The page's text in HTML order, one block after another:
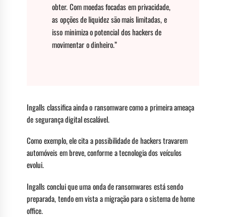
obter. Com moedas focadas em privacidade,
as opções de liquidez são mais limitadas, e
isso minimiza o potencial dos hackers de
movimentar o dinheiro.”
Ingalls classifica ainda o ransomware como a primeira ameaça
de segurança digital escalável.
Como exemplo, ele cita a possibilidade de hackers travarem
automóveis em breve, conforme a tecnologia dos veículos
evolui.
Ingalls conclui que uma onda de ransomwares está sendo
preparada, tendo em vista a migração para o sistema de home
office.